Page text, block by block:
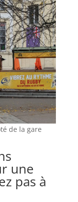
de la gare
une
pas à